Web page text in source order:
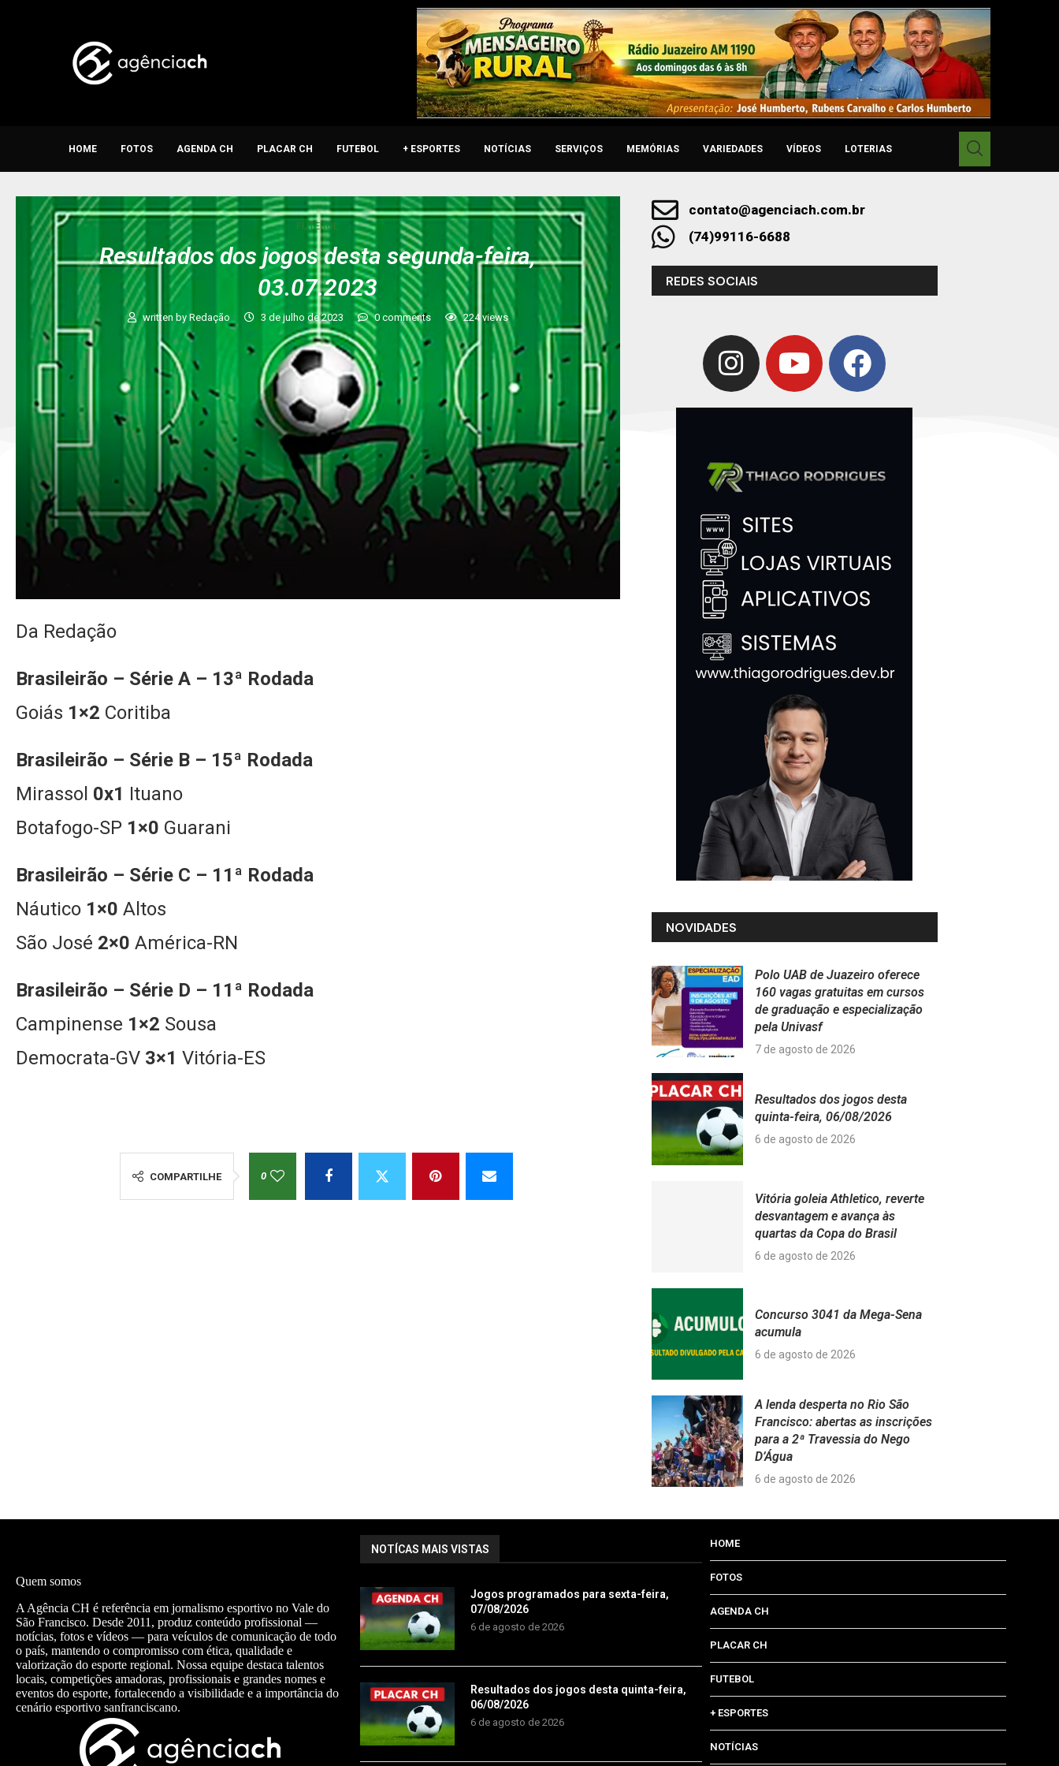
HOME FOTOS AGENDA CH PLACAR CH FUTEBOL + ESPORTES NOTÍCIAS SERVIÇOS MEMÓRIAS VARIEDADES VÍDEOS LOTERIAS
FUTEBOL
Resultados dos jogos desta segunda-feira,
03.07.2023
written by Redação 3 de julho de 2023 0 comments 224views
Da Redação
Brasileirão – Série A – 13ª Rodada
Goiás 1×2 Coritiba
Brasileirão – Série B – 15ª Rodada
Mirassol 0x1 Ituano
Botafogo-SP 1×0 Guarani
Brasileirão – Série C – 11ª Rodada
Náutico 1×0 Altos
São José 2×0 América-RN
Brasileirão – Série D – 11ª Rodada
Campinense 1×2 Sousa
Democrata-GV 3×1 Vitória-ES
COMPARTILHE 0
contato@agenciach.com.br
(74)99116-6688
REDES SOCIAIS
NOVIDADES
Polo UAB de Juazeiro oferece
160 vagas gratuitas em cursos
de graduação e especialização
pela Univasf
7 de agosto de 2026
Resultados dos jogos desta
quinta-feira, 06/08/2026
6 de agosto de 2026
Vitória goleia Athletico, reverte
desvantagem e avança às
quartas da Copa do Brasil
6 de agosto de 2026
Concurso 3041 da Mega-Sena
acumula
6 de agosto de 2026
A lenda desperta no Rio São
Francisco: abertas as inscrições
para a 2ª Travessia do Nego
D’Água
6 de agosto de 2026
Quem somos
A Agência CH é referência em jornalismo esportivo no Vale do
São Francisco. Desde 2011, produz conteúdo profissional —
notícias, fotos e vídeos — para veículos de comunicação de todo
o país, mantendo o compromisso com ética, qualidade e
valorização do esporte regional. Nossa equipe destaca talentos
locais, competições amadoras, profissionais e grandes nomes e
eventos do esporte, fortalecendo a visibilidade e a importância do
cenário esportivo sanfranciscano.
NOTÍCAS MAIS VISTAS
Jogos programados para sexta-feira,
07/08/2026
6 de agosto de 2026
Resultados dos jogos desta quinta-feira,
06/08/2026
6 de agosto de 2026
HOME
FOTOS
AGENDA CH
PLACAR CH
FUTEBOL
+ ESPORTES
NOTÍCIAS